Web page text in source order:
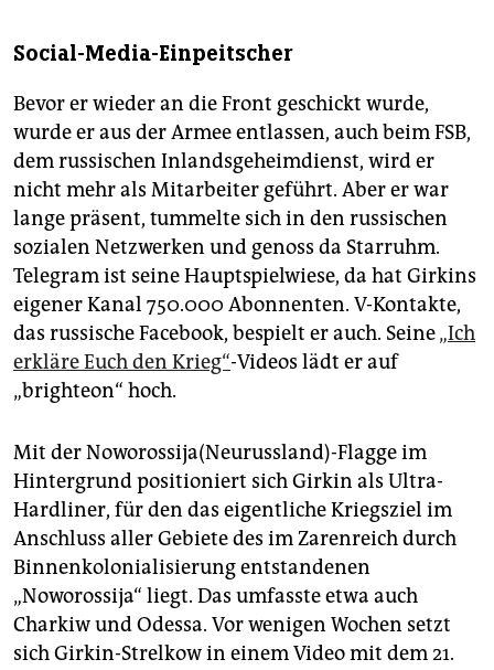
Social-Media-Einpeitscher
Bevor er wieder an die Front geschickt wurde,
wurde er aus der Armee entlassen, auch beim FSB,
dem russischen Inlandsgeheimdienst, wird er
nicht mehr als Mitarbeiter geführt. Aber er war
lange präsent, tummelte sich in den russischen
sozialen Netzwerken und genoss da Starruhm.
Telegram ist seine Hauptspielwiese, da hat Girkins
eigener Kanal 750.000 Abonnenten. V-Kontakte,
das russische Facebook, bespielt er auch. Seine„Ich
erkläre Euch den Krieg“-Videos lädt er auf
„brighteon“ hoch.
Mit der Noworossija(Neurussland)-Flagge im
Hintergrund positioniert sich Girkin als Ultra-
Hardliner, für den das eigentliche Kriegsziel im
Anschluss aller Gebiete des im Zarenreich durch
Binnenkolonialisierung entstandenen
„Noworossija“ liegt. Das umfasste etwa auch
Charkiw und Odessa. Vor wenigen Wochen setzt
sich Girkin-Strelkow in einem Video mit dem 21.